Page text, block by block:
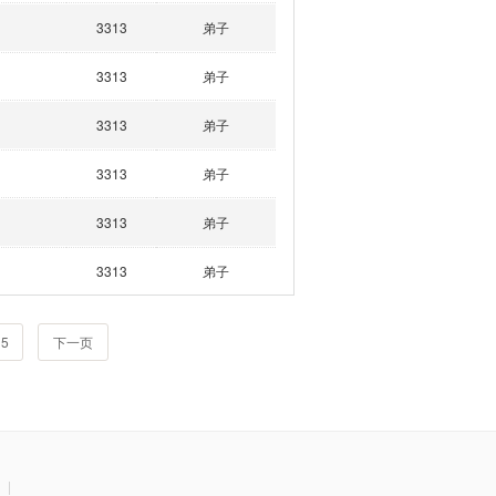
3313 弟子
3313 弟子
3313 弟子
3313 弟子
3313 弟子
3313 弟子
5 下一页
|